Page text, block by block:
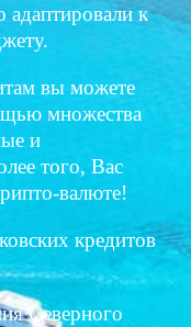
адаптировали к
вы можете
множества
и
того, Вас
валюте!
кредитов
Северного